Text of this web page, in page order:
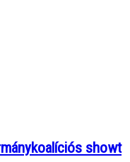
showt